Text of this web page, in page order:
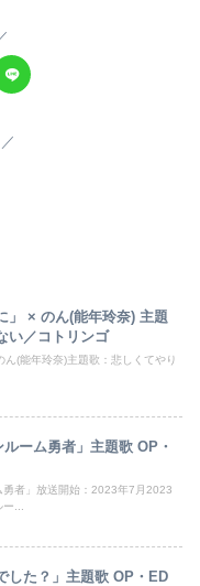
」 × のん(能年玲奈) 主題
い／コトリンゴ
(能年玲奈)主題歌：悲しくてやり
ーム勇者」主題歌 OP・
者」放送開始：2023年7月2023
...
した？」主題歌 OP・ED